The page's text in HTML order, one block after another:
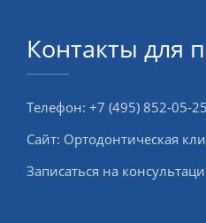
Контакты для
Телефон: +7 (495) 852-05-25
Сайт: Ортодонтическая
Записаться на